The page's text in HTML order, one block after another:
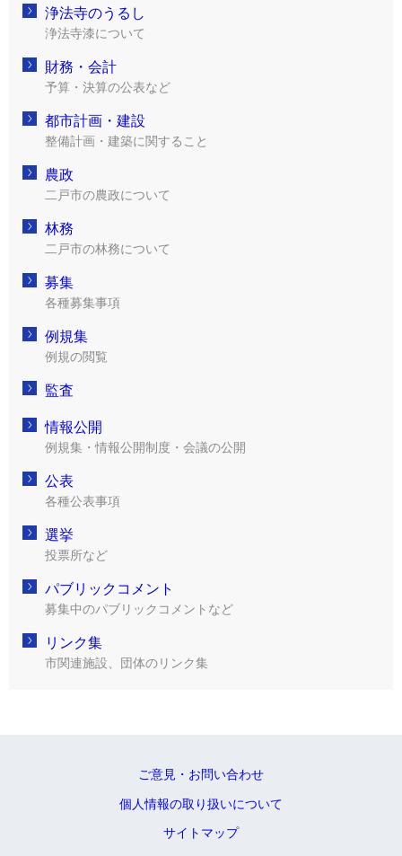
浄法寺のうるし
浄法寺漆について
財務・会計
予算・決算の公表など
都市計画・建設
整備計画・建築に関すること
農政
二戸市の農政について
林務
二戸市の林務について
募集
各種募集事項
例規集
例規の閲覧
監査
情報公開
例規集・情報公開制度・会議の公開
公表
各種公表事項
選挙
投票所など
パブリックコメント
募集中のパブリックコメントなど
リンク集
市関連施設、団体のリンク集
ご意見・お問い合わせ
個人情報の取り扱いについて
サイトマップ